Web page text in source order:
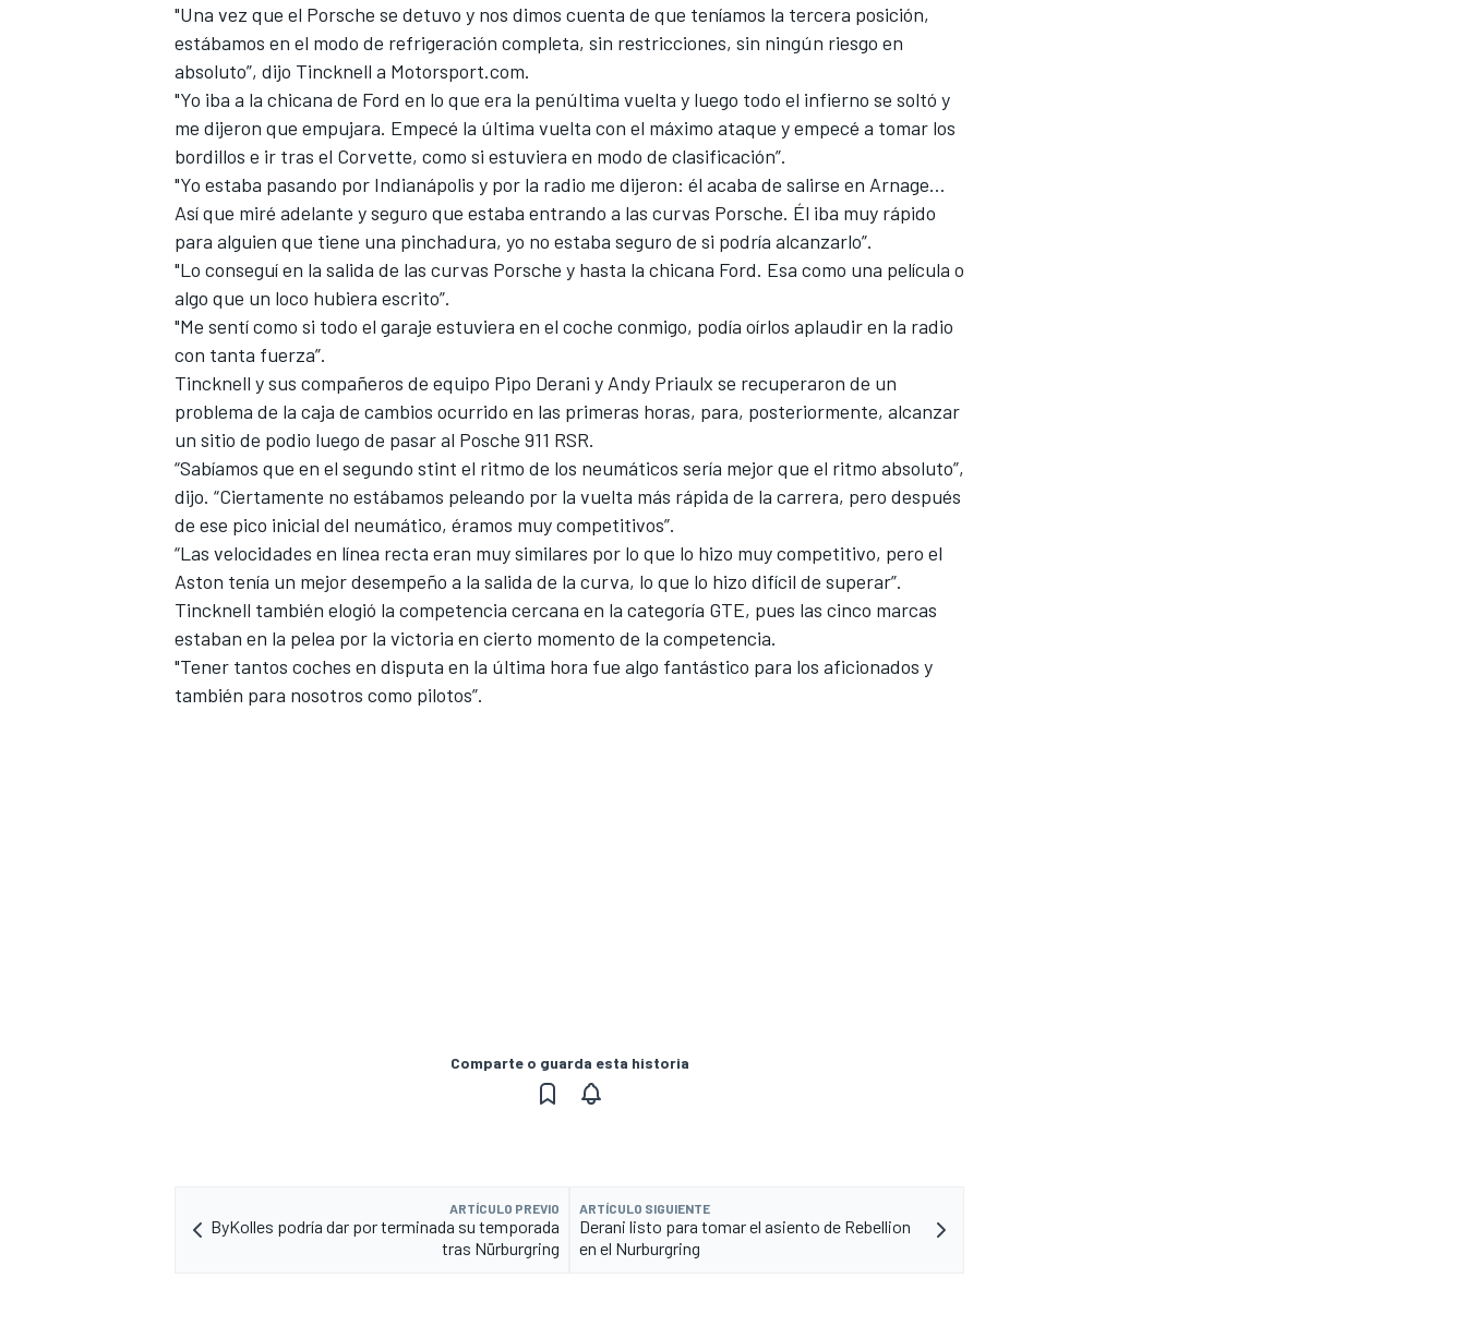
WRC
"Una vez que el Porsche se detuvo y nos dimos cuenta de que teníamos la tercera posición,
estábamos en el modo de refrigeración completa, sin restricciones, sin ningún riesgo en
absoluto”, dijo Tincknell a Motorsport.com.
"Yo iba a la chicana de Ford en lo que era la penúltima vuelta y luego todo el infierno se soltó y
me dijeron que empujara. Empecé la última vuelta con el máximo ataque y empecé a tomar los
bordillos e ir tras el Corvette, como si estuviera en modo de clasificación”.
"Yo estaba pasando por Indianápolis y por la radio me dijeron: él acaba de salirse en Arnage…
Así que miré adelante y seguro que estaba entrando a las curvas Porsche. Él iba muy rápido
para alguien que tiene una pinchadura, yo no estaba seguro de si podría alcanzarlo”.
"Lo conseguí en la salida de las curvas Porsche y hasta la chicana Ford. Esa como una película o
algo que un loco hubiera escrito”.
"Me sentí como si todo el garaje estuviera en el coche conmigo, podía oírlos aplaudir en la radio
con tanta fuerza”.
Tincknell y sus compañeros de equipo Pipo Derani y Andy Priaulx se recuperaron de un
problema de la caja de cambios ocurrido en las primeras horas, para, posteriormente, alcanzar
un sitio de podio luego de pasar al Posche 911 RSR.
“Sabíamos que en el segundo stint el ritmo de los neumáticos sería mejor que el ritmo absoluto”,
dijo. “Ciertamente no estábamos peleando por la vuelta más rápida de la carrera, pero después
de ese pico inicial del neumático, éramos muy competitivos”.
“Las velocidades en línea recta eran muy similares por lo que lo hizo muy competitivo, pero el
Aston tenía un mejor desempeño a la salida de la curva, lo que lo hizo difícil de superar”.
Tincknell también elogió la competencia cercana en la categoría GTE, pues las cinco marcas
estaban en la pelea por la victoria en cierto momento de la competencia.
"Tener tantos coches en disputa en la última hora fue algo fantástico para los aficionados y
también para nosotros como pilotos”.
Comparte o guarda esta historia
ARTÍCULO PREVIO
ByKolles podría dar por terminada su temporada
tras Nürburgring
ARTÍCULO SIGUIENTE
Derani listo para tomar el asiento de Rebellion
en el Nurburgring